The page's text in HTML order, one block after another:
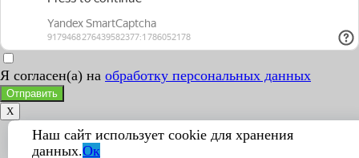
Я согласен(а) на обработку персональных данных
Отправить
X
Наш сайт использует cookie для хранения
данных.Ок